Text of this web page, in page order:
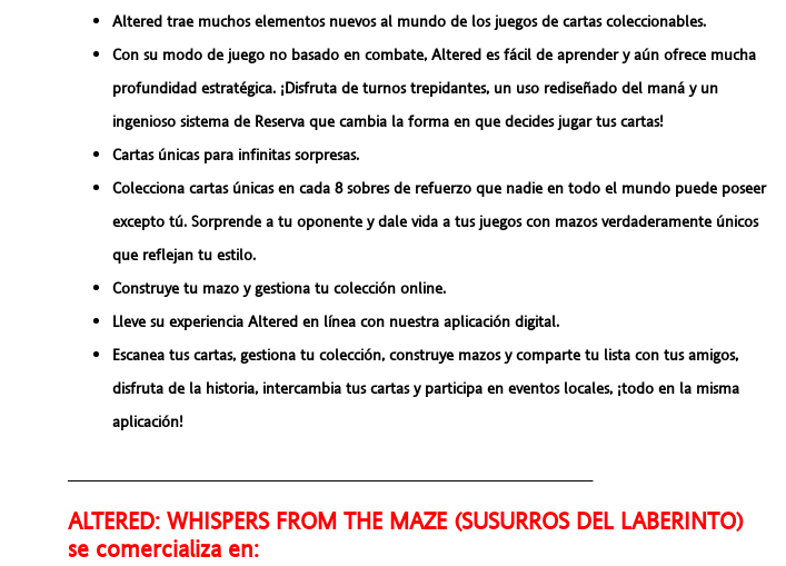
Altered trae muchos elementos nuevos al mundo de los juegos de cartas coleccionables.
Con su modo de juego no basado en combate, Altered es fácil de aprender y aún ofrece mucha
profundidad estratégica. ¡Disfruta de turnos trepidantes, un uso rediseñado del maná y un
ingenioso sistema de Reserva que cambia la forma en que decides jugar tus cartas!
Cartas únicas para infinitas sorpresas.
Colecciona cartas únicas en cada 8 sobres de refuerzo que nadie en todo el mundo puede poseer
excepto tú. Sorprende a tu oponente y dale vida a tus juegos con mazos verdaderamente únicos
que reflejan tu estilo.
Construye tu mazo y gestiona tu colección online.
Lleve su experiencia Altered en línea con nuestra aplicación digital.
Escanea tus cartas, gestiona tu colección, construye mazos y comparte tu lista con tus amigos,
disfruta de la historia, intercambia tus cartas y participa en eventos locales, ¡todo en la misma
aplicación!
ALTERED: WHISPERS FROM THE MAZE (SUSURROS DEL LABERINTO)
se comercializa en: